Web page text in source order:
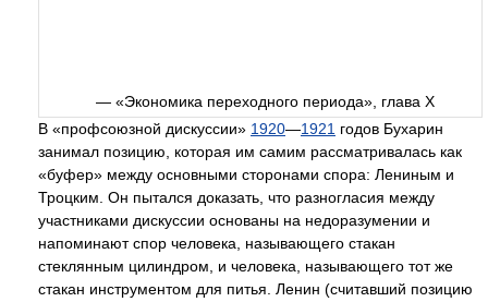
— «Экономика переходного периода», глава X
В «профсоюзной дискуссии» 1920—1921 годов Бухарин
занимал позицию, которая им самим рассматривалась как
«буфер» между основными сторонами спора: Лениным и
Троцким. Он пытался доказать, что разногласия между
участниками дискуссии основаны на недоразумении и
напоминают спор человека, называющего стакан
стеклянным цилиндром, и человека, называющего тот же
стакан инструментом для питья. Ленин (считавший позицию